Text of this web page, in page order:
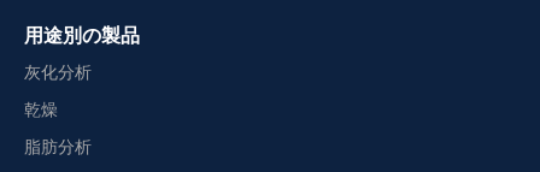
用途別の製品
灰化分析
乾燥
脂肪分析